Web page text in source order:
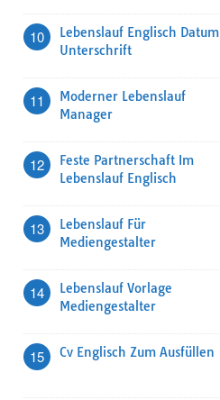
10
Lebenslauf Englisch Datum
Unterschrift
11
Moderner Lebenslauf
Manager
12
Feste Partnerschaft Im
Lebenslauf Englisch
13
Lebenslauf Für
Mediengestalter
14
Lebenslauf Vorlage
Mediengestalter
15 Cv Englisch Zum Ausfüllen